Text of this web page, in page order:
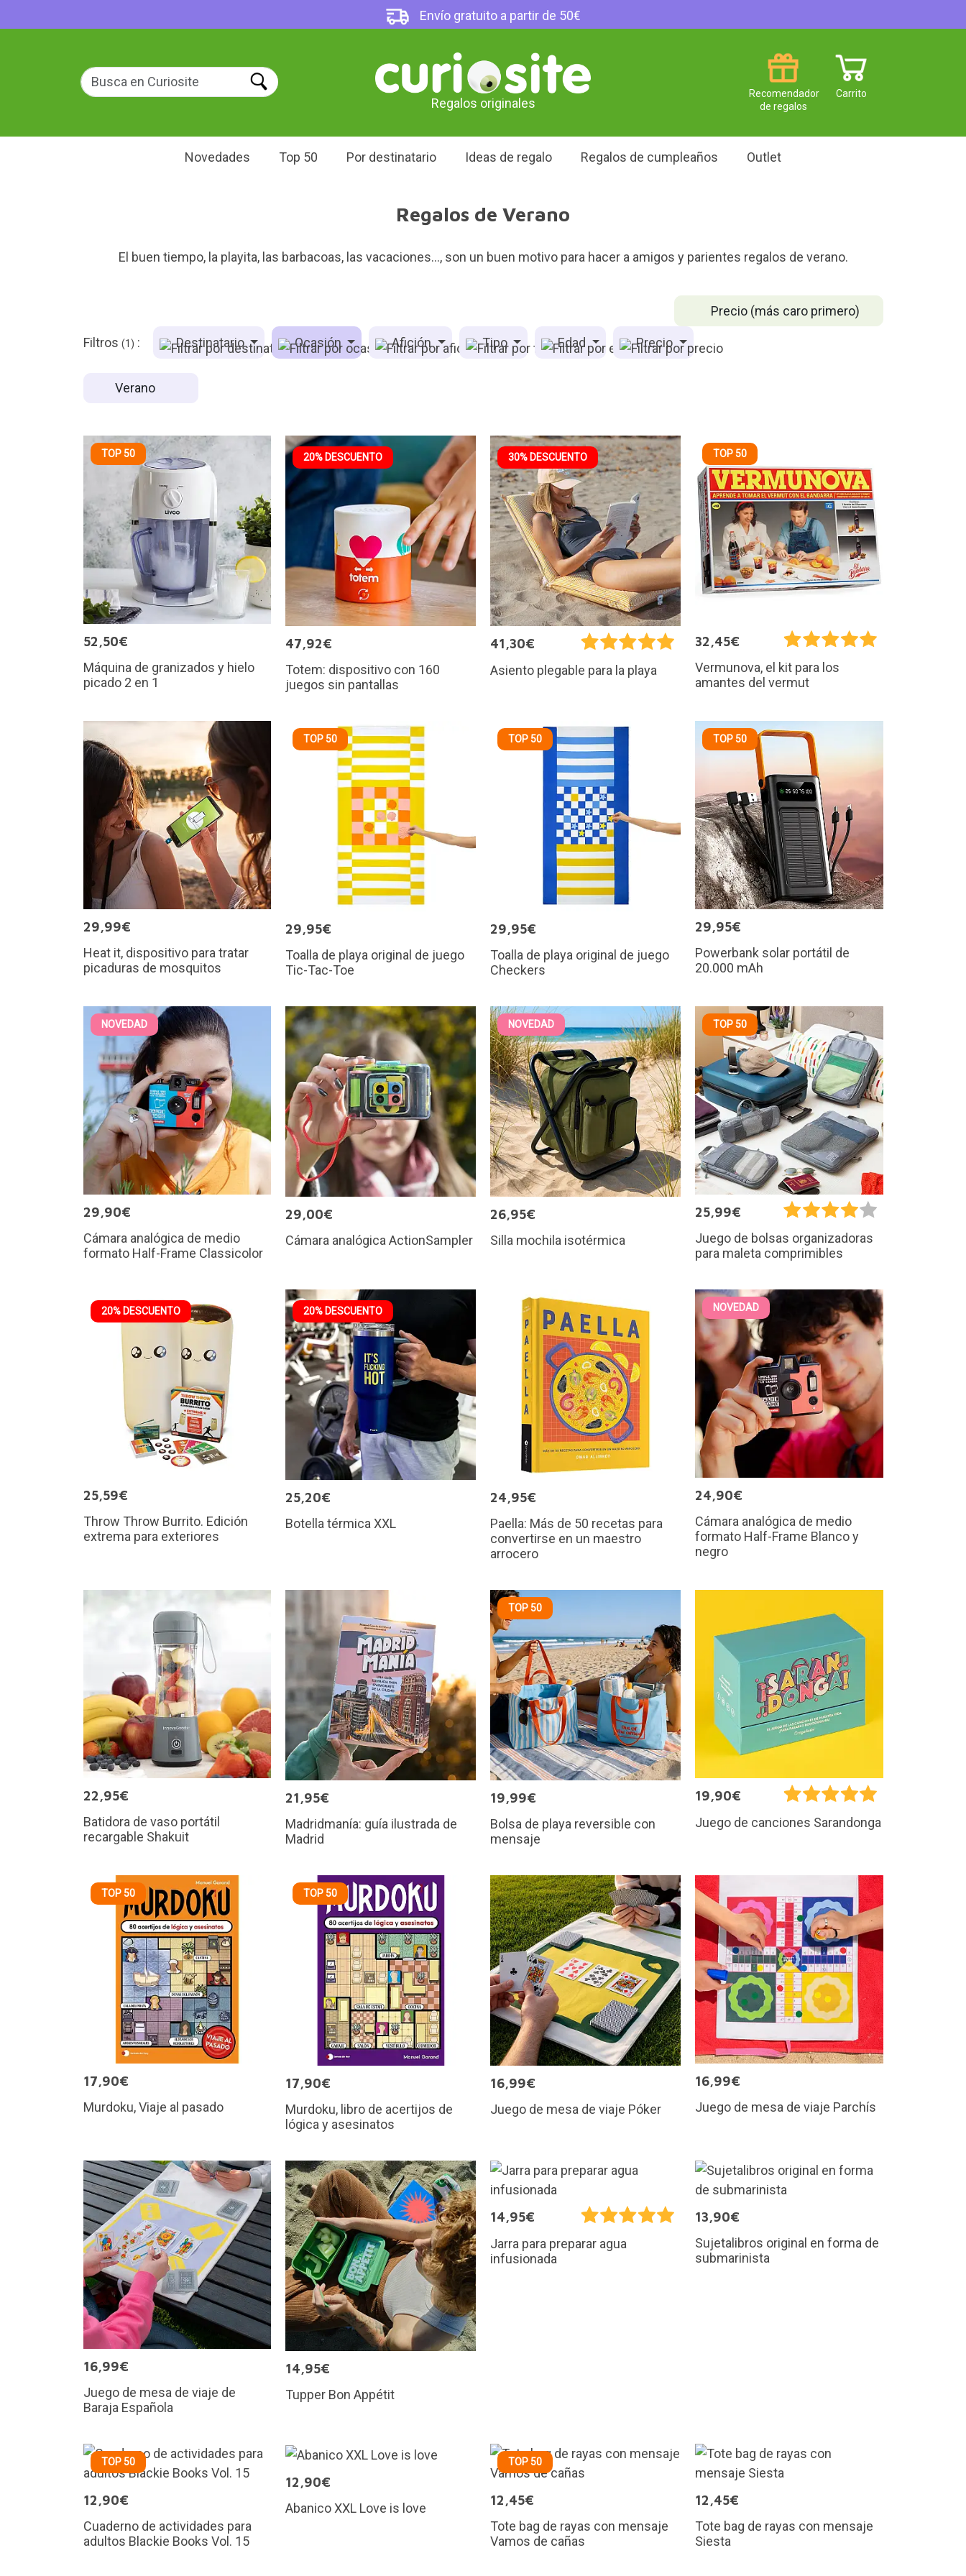
Envío gratuito a partir de 50€
Regalos originales
Carrito
Recomendador
de regalos
Novedades Top 50 Por destinatario Ideas de regalo Regalos de cumpleaños Outlet
Regalos de Verano
El buen tiempo, la playita, las barbacoas, las vacaciones..., son un buen motivo para hacer a amigos y parientes regalos de verano.
Precio (más caro primero)
Filtros (1) : Destinatario Ocasión Afición Tipo Edad Precio
Verano
TOP 50
52,50€
Máquina de granizados y hielo
picado 2 en 1
20% DESCUENTO
47,92€
Totem: dispositivo con 160
juegos sin pantallas
30% DESCUENTO
41,30€
Asiento plegable para la playa
TOP 50
32,45€
Vermunova, el kit para los
amantes del vermut
29,99€
Heat it, dispositivo para tratar
picaduras de mosquitos
TOP 50
29,95€
Toalla de playa original de juego
Tic-Tac-Toe
TOP 50
29,95€
Toalla de playa original de juego
Checkers
TOP 50
29,95€
Powerbank solar portátil de
20.000 mAh
NOVEDAD
29,90€
Cámara analógica de medio
formato Half-Frame Classicolor
29,00€
Cámara analógica ActionSampler
NOVEDAD
26,95€
Silla mochila isotérmica
TOP 50
25,99€
Juego de bolsas organizadoras
para maleta comprimibles
20% DESCUENTO
25,59€
Throw Throw Burrito. Edición
extrema para exteriores
20% DESCUENTO
25,20€
Botella térmica XXL
24,95€
Paella: Más de 50 recetas para
convertirse en un maestro
arrocero
NOVEDAD
24,90€
Cámara analógica de medio
formato Half-Frame Blanco y
negro
22,95€
Batidora de vaso portátil
recargable Shakuit
21,95€
Madridmanía: guía ilustrada de
Madrid
TOP 50
19,99€
Bolsa de playa reversible con
mensaje
19,90€
Juego de canciones Sarandonga
TOP 50
17,90€
Murdoku, Viaje al pasado
TOP 50
17,90€
Murdoku, libro de acertijos de
lógica y asesinatos
16,99€
Juego de mesa de viaje Póker
16,99€
Juego de mesa de viaje Parchís
16,99€
Juego de mesa de viaje de
Baraja Española
14,95€
Tupper Bon Appétit
14,95€
Jarra para preparar agua
infusionada
13,90€
Sujetalibros original en forma de
submarinista
TOP 50
12,90€
Cuaderno de actividades para
adultos Blackie Books Vol. 15
12,90€
Abanico XXL Love is love
TOP 50
12,45€
Tote bag de rayas con mensaje
Vamos de cañas
12,45€
Tote bag de rayas con mensaje
Siesta